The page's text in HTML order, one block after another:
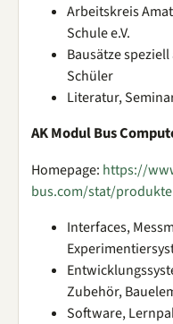
Arbeitskreis
Schule e.V.
Bausätze
Schüler
Literatur,
AK Modul Bus
Homepage: https://
bus.com/stat/
Interfaces,
Zubehör,
Software,